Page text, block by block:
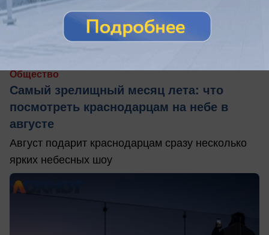
вчера в 13:12
Общество
Самый зрелищный месяц лета: что
посмотреть краснодарцам на небе в
августе
Август подарит краснодарцам сразу несколько
ярких небесных шоу